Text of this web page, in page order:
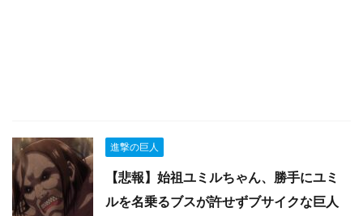
進撃の巨人
【悲報】始祖ユミルちゃん、勝手にユミ
ルを名乗るブスが許せずブサイクな巨人